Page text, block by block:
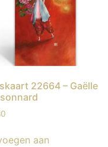
22664 – Gaëlle
aan